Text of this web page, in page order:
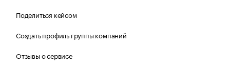
Поделиться кейсом
Создать профиль группы компаний
Отзывы о сервисе